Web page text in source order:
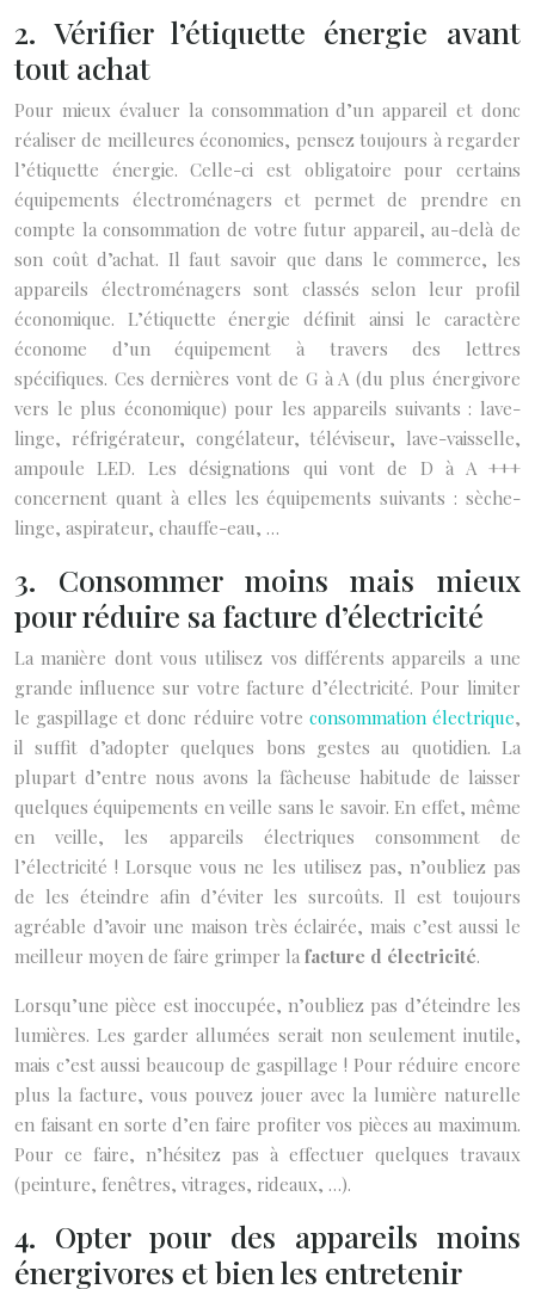
2. Vérifier l’étiquette énergie avant
tout achat
Pour mieux évaluer la consommation d’un appareil et donc
réaliser de meilleures économies, pensez toujours à regarder
l’étiquette énergie. Celle-ci est obligatoire pour certains
équipements électroménagers et permet de prendre en
compte la consommation de votre futur appareil, au-delà de
son coût d’achat. Il faut savoir que dans le commerce, les
appareils électroménagers sont classés selon leur profil
économique. L’étiquette énergie définit ainsi le caractère
économe d’un équipement à travers des lettres
spécifiques. Ces dernières vont de G à A (du plus énergivore
vers le plus économique) pour les appareils suivants : lave-
linge, réfrigérateur, congélateur, téléviseur, lave-vaisselle,
ampoule LED. Les désignations qui vont de D à A +++
concernent quant à elles les équipements suivants : sèche-
linge, aspirateur, chauffe-eau, …
3. Consommer moins mais mieux
pour réduire sa facture d’électricité
La manière dont vous utilisez vos différents appareils a une
grande influence sur votre facture d’électricité. Pour limiter
le gaspillage et donc réduire votre consommation électrique,
il suffit d’adopter quelques bons gestes au quotidien. La
plupart d’entre nous avons la fâcheuse habitude de laisser
quelques équipements en veille sans le savoir. En effet, même
en veille, les appareils électriques consomment de
l’électricité ! Lorsque vous ne les utilisez pas, n’oubliez pas
de les éteindre afin d’éviter les surcoûts. Il est toujours
agréable d’avoir une maison très éclairée, mais c’est aussi le
meilleur moyen de faire grimper la facture d électricité.
Lorsqu’une pièce est inoccupée, n’oubliez pas d’éteindre les
lumières. Les garder allumées serait non seulement inutile,
mais c’est aussi beaucoup de gaspillage ! Pour réduire encore
plus la facture, vous pouvez jouer avec la lumière naturelle
en faisant en sorte d’en faire profiter vos pièces au maximum.
Pour ce faire, n’hésitez pas à effectuer quelques travaux
(peinture, fenêtres, vitrages, rideaux, …).
4. Opter pour des appareils moins
énergivores et bien les entretenir